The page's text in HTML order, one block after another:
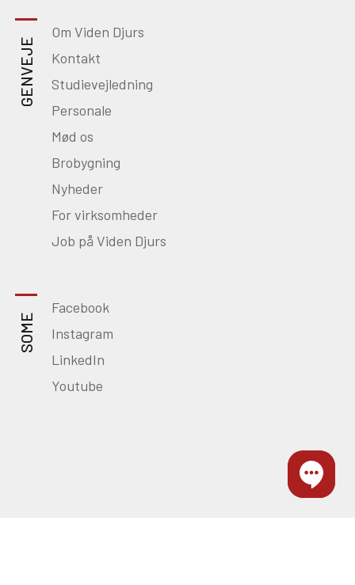
GENVEJE
Om Viden Djurs
Kontakt
Studievejledning
Personale
Mød os
Brobygning
Nyheder
For virksomheder
Job på Viden Djurs
SOME
Facebook
Instagram
LinkedIn
Youtube